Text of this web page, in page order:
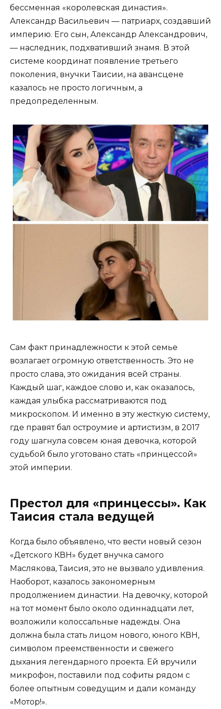
бессменная «королевская династия».
Александр Васильевич — патриарх, создавший
империю. Его сын, Александр Александрович,
— наследник, подхвативший знамя. В этой
системе координат появление третьего
поколения, внучки Таисии, на авансцене
казалось не просто логичным, а
предопределенным.
Сам факт принадлежности к этой семье
возлагает огромную ответственность. Это не
просто слава, это ожидания всей страны.
Каждый шаг, каждое слово и, как оказалось,
каждая улыбка рассматриваются под
микроскопом. И именно в эту жесткую систему,
где правят бал остроумие и артистизм, в 2017
году шагнула совсем юная девочка, которой
судьбой было уготовано стать «принцессой»
этой империи.
Престол для «принцессы». Как
Таисия стала ведущей
Когда было объявлено, что вести новый сезон
«Детского КВН» будет внучка самого
Маслякова, Таисия, это не вызвало удивления.
Наоборот, казалось закономерным
продолжением династии. На девочку, которой
на тот момент было около одиннадцати лет,
возложили колоссальные надежды. Она
должна была стать лицом нового, юного КВН,
символом преемственности и свежего
дыхания легендарного проекта. Ей вручили
микрофон, поставили под софиты рядом с
более опытным соведущим и дали команду
«Мотор!».